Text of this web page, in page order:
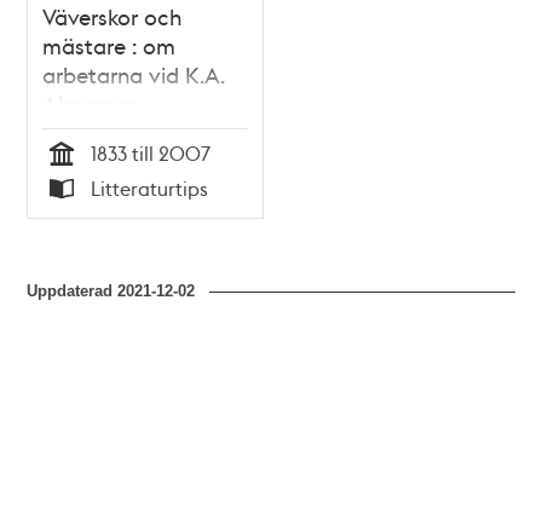
Väverskor och
mästare : om
arbetarna vid K.A.
Almgrens
sidenväveri / Eva
Bergström
Tid
1833 till 2007
Typ
Litteraturtips
Uppdaterad2021-12-02